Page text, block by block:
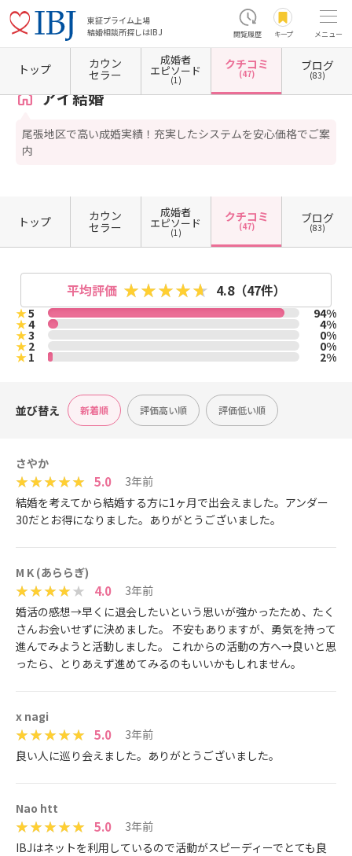
東証プライム上場
結婚相談所探しはIBJ
閲覧履歴 キープ メニュー
ホーム 愛知県の結婚相談所 愛知県津島市 クチコミ一覧
アイ結婚
尾張地区で高い成婚実績！充実したシステムを安心価格でご案
内
トップ カウン
セラー
成婚者
エピソード
(1)
クチコミ
(47)
ブログ
(83)
トップ カウン
セラー
成婚者
エピソード
(1)
クチコミ
(47)
ブログ
(83)
平均評価 4.8（47件）
★5 94%
★4 4%
★3 0%
★2 0%
★1 2%
並び替え 新着順 評価高い順 評価低い順
さやか
5.0
3年前
結婚を考えてから結婚する方に1ヶ月で出会えました。アンダー
30だとお得になりました。ありがとうございました。
M K (あららぎ)
4.0
3年前
婚活の感想→早くに退会したいという思いが強かったため、たく
さんお会いせずに決めました。 不安もありますが、勇気を持って
進んでみようと活動しました。 これからの活動の方へ→良いと思
ったら、とりあえず進めてみるのもいいかもしれません。
x nagi
5.0
3年前
良い人に巡り会えました。ありがとうございました。
Nao htt
5.0
3年前
IBJはネットを利用しているので活動がスピーディーでとても良